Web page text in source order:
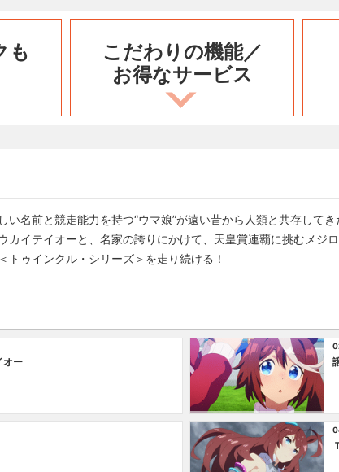
も
こだわりの機能／
お得なサービス
い名前と競走能力を持つ“ウマ娘”が遠い昔から人類と共存して
カイテイオーと、名家の誇りにかけて、天皇賞連覇に挑むメジ
トゥインクル・シリーズ＞を走り続ける！
オー